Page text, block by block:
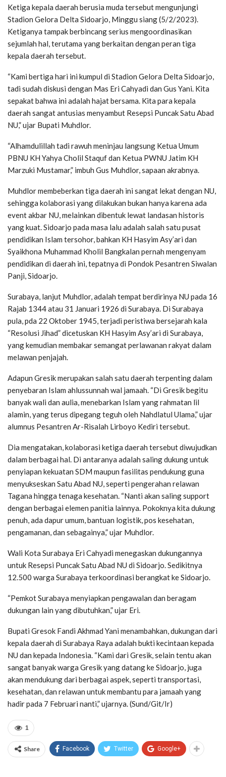
Ketiga kepala daerah berusia muda tersebut mengunjungi
Stadion Gelora Delta Sidoarjo, Minggu siang (5/2/2023).
Ketiganya tampak berbincang serius mengoordinasikan
sejumlah hal, terutama yang berkaitan dengan peran tiga
kepala daerah tersebut.
“Kami bertiga hari ini kumpul di Stadion Gelora Delta Sidoarjo,
tadi sudah diskusi dengan Mas Eri Cahyadi dan Gus Yani. Kita
sepakat bahwa ini adalah hajat bersama. Kita para kepala
daerah sangat antusias menyambut Resepsi Puncak Satu Abad
NU,” ujar Bupati Muhdlor.
“Alhamdulillah tadi rawuh meninjau langsung Ketua Umum
PBNU KH Yahya Cholil Staquf dan Ketua PWNU Jatim KH
Marzuki Mustamar,” imbuh Gus Muhdlor, sapaan akrabnya.
Muhdlor membeberkan tiga daerah ini sangat lekat dengan NU,
sehingga kolaborasi yang dilakukan bukan hanya karena ada
event akbar NU, melainkan dibentuk lewat landasan historis
yang kuat. Sidoarjo pada masa lalu adalah salah satu pusat
pendidikan Islam tersohor, bahkan KH Hasyim Asy’ari dan
Syaikhona Muhammad Kholil Bangkalan pernah mengenyam
pendidikan di daerah ini, tepatnya di Pondok Pesantren Siwalan
Panji, Sidoarjo.
Surabaya, lanjut Muhdlor, adalah tempat berdirinya NU pada 16
Rajab 1344 atau 31 Januari 1926 di Surabaya. Di Surabaya
pula, pda 22 Oktober 1945, terjadi peristiwa bersejarah kala
“Resolusi Jihad” dicetuskan KH Hasyim Asy’ari di Surabaya,
yang kemudian membakar semangat perlawanan rakyat dalam
melawan penjajah.
Adapun Gresik merupakan salah satu daerah terpenting dalam
penyebaran Islam ahlussunnah wal jamaah. “Di Gresik begitu
banyak wali dan aulia, menebarkan Islam yang rahmatan lil
alamin, yang terus dipegang teguh oleh Nahdlatul Ulama,” ujar
alumnus Pesantren Ar-Risalah Lirboyo Kediri tersebut.
Dia mengatakan, kolaborasi ketiga daerah tersebut diwujudkan
dalam berbagai hal. Di antaranya adalah saling dukung untuk
penyiapan kekuatan SDM maupun fasilitas pendukung guna
menyukseskan Satu Abad NU, seperti pengerahan relawan
Tagana hingga tenaga kesehatan. “Nanti akan saling support
dengan berbagai elemen panitia lainnya. Pokoknya kita dukung
penuh, ada dapur umum, bantuan logistik, pos kesehatan,
pengamanan, dan sebagainya,” ujar Muhdlor.
Wali Kota Surabaya Eri Cahyadi menegaskan dukungannya
untuk Resepsi Puncak Satu Abad NU di Sidoarjo. Sedikitnya
12.500 warga Surabaya terkoordinasi berangkat ke Sidoarjo.
“Pemkot Surabaya menyiapkan pengawalan dan beragam
dukungan lain yang dibutuhkan,” ujar Eri.
Bupati Gresok Fandi Akhmad Yani menambahkan, dukungan dari
kepala daerah di Surabaya Raya adalah bukti kecintaan kepada
NU dan kepada Indonesia. “Kami dari Gresik, selain tentu akan
sangat banyak warga Gresik yang datang ke Sidoarjo, juga
akan mendukung dari berbagai aspek, seperti transportasi,
kesehatan, dan relawan untuk membantu para jamaah yang
hadir pada 7 Februari nanti,” ujarnya. (Sund/Git/Ir)
1
Share Facebook Twitter Google+